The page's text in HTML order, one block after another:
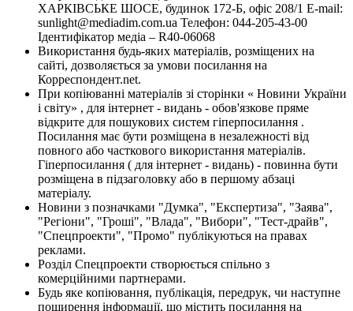
ХАРКІВСЬКЕ ШОСЕ, будинок 172-Б, офіс 208/1 E-mail:
sunlight@mediadim.com.ua Телефон: 044-205-43-00
Ідентифікатор медіа – R40-06068
Використання будь-яких матеріалів, розміщених на
сайті, дозволяється за умови посилання на
Корреспондент.net.
При копіюванні матеріалів зі сторінки « Новини України
і світу» , для інтернет - видань - обов'язкове пряме
відкрите для пошукових систем гіперпосилання .
Посилання має бути розміщена в незалежності від
повного або часткового використання матеріалів.
Гіперпосилання ( для інтернет - видань) - повинна бути
розміщена в підзаголовку або в першому абзаці
матеріалу.
Новини з позначками "Думка", "Експертиза", "Заява",
"Регіони", "Гроші", "Влада", "Вибори", "Тест-драйв",
"Спецпроекти", "Промо" публікуються на правах
реклами.
Розділ Спецпроекти створюється спільно з
комерційними партнерами.
Будь яке копіювання, публікація, передрук, чи наступне
поширення інформації, що містить посилання на